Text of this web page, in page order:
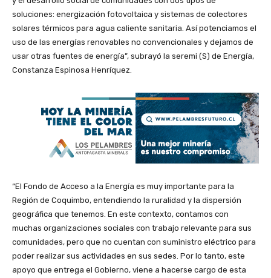
soluciones: energización fotovoltaica y sistemas de colectores
solares térmicos para agua caliente sanitaria. Así potenciamos el
uso de las energías renovables no convencionales y dejamos de
usar otras fuentes de energía”, subrayó la seremi (S) de Energía,
Constanza Espinosa Henríquez.
“El Fondo de Acceso a la Energía es muy importante para la
Región de Coquimbo, entendiendo la ruralidad y la dispersión
geográfica que tenemos. En este contexto, contamos con
muchas organizaciones sociales con trabajo relevante para sus
comunidades, pero que no cuentan con suministro eléctrico para
poder realizar sus actividades en sus sedes. Por lo tanto, este
apoyo que entrega el Gobierno, viene a hacerse cargo de esta